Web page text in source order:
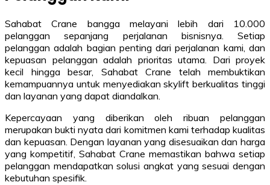
Sahabat Crane bangga melayani lebih dari 10.000
pelanggan sepanjang perjalanan bisnisnya. Setiap
pelanggan adalah bagian penting dari perjalanan kami, dan
kepuasan pelanggan adalah prioritas utama. Dari proyek
kecil hingga besar, Sahabat Crane telah membuktikan
kemampuannya untuk menyediakan skylift berkualitas tinggi
dan layanan yang dapat diandalkan.
Kepercayaan yang diberikan oleh ribuan pelanggan
merupakan bukti nyata dari komitmen kami terhadap kualitas
dan kepuasan. Dengan layanan yang disesuaikan dan harga
yang kompetitif, Sahabat Crane memastikan bahwa setiap
pelanggan mendapatkan solusi angkat yang sesuai dengan
kebutuhan spesifik.